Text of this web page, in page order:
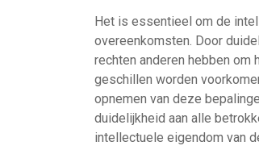
Het is essentieel om de
overeenkomsten. Door
rechten anderen hebben om
geschillen worden
opnemen van deze
duidelijkheid aan alle
intellectuele eigendom van